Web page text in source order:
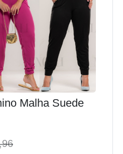
Malha Suede